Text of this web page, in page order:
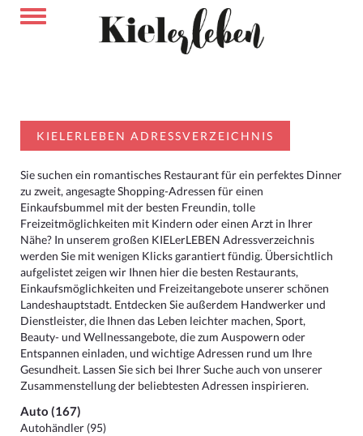
KIELERLEBEN ADRESSVERZEICHNIS
Sie suchen ein romantisches Restaurant für ein perfektes Dinner
zu zweit, angesagte Shopping-Adressen für einen
Einkaufsbummel mit der besten Freundin, tolle
Freizeitmöglichkeiten mit Kindern oder einen Arzt in Ihrer
Nähe? In unserem großen KIELerLEBEN Adressverzeichnis
werden Sie mit wenigen Klicks garantiert fündig. Übersichtlich
aufgelistet zeigen wir Ihnen hier die besten Restaurants,
Einkaufsmöglichkeiten und Freizeitangebote unserer schönen
Landeshauptstadt. Entdecken Sie außerdem Handwerker und
Dienstleister, die Ihnen das Leben leichter machen, Sport,
Beauty- und Wellnessangebote, die zum Auspowern oder
Entspannen einladen, und wichtige Adressen rund um Ihre
Gesundheit. Lassen Sie sich bei Ihrer Suche auch von unserer
Zusammenstellung der beliebtesten Adressen inspirieren.
Auto (167)
Autohändler (95)